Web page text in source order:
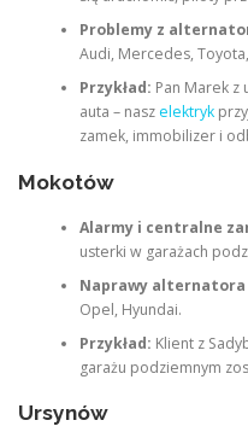
Problemy z
Audi, Mercedes,
Przykład: Pan Marek z
auta – nasz elektryk
zamek, immobilizer i
Mokotów
Alarmy i centralne
usterki w garażach
Naprawy
Opel, Hyundai.
Przykład: Klient z
garażu podziemnym
Ursynów